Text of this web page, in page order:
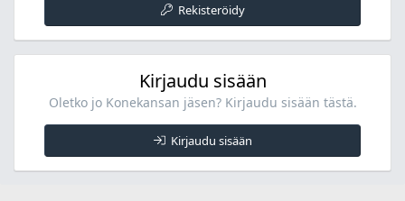
Rekisteröidy
Kirjaudu sisään
Oletko jo Konekansan jäsen? Kirjaudu sisään tästä.
Kirjaudu sisään